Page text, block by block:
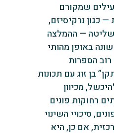
שמקורם
כגון נרקיסיזם,
שליטה — ההמלצה
באופן מהותי
רוב הספרות
בן זוג עם תכונות
מכיוון
רחוקות פונים
סיכויי השינוי
אם כן, היא